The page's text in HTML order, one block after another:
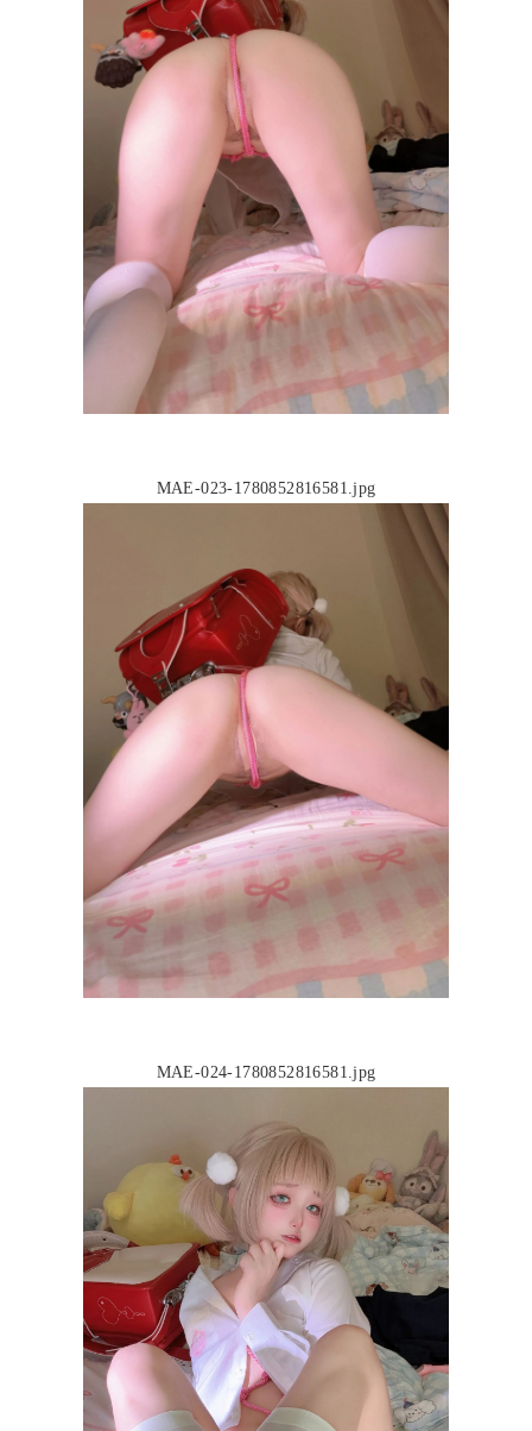
MAE-023-1780852816581.jpg
MAE-024-1780852816581.jpg